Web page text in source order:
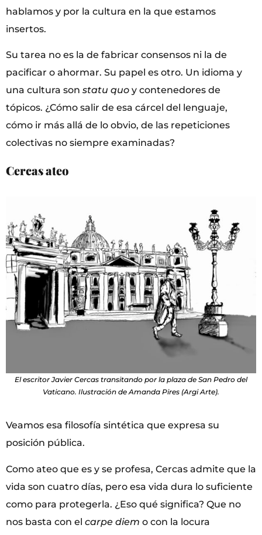
hablamos y por la cultura en la que estamos
insertos.
Su tarea no es la de fabricar consensos ni la de
pacificar o ahormar. Su papel es otro. Un idioma y
una cultura son statu quo y contenedores de
tópicos. ¿Cómo salir de esa cárcel del lenguaje,
cómo ir más allá de lo obvio, de las repeticiones
colectivas no siempre examinadas?
Cercas ateo
El escritor Javier Cercas transitando por la plaza de San Pedro del
Vaticano. Ilustración de Amanda Pires (Argi Arte).
Veamos esa filosofía sintética que expresa su
posición pública.
Como ateo que es y se profesa, Cercas admite que la
vida son cuatro días, pero esa vida dura lo suficiente
como para protegerla. ¿Eso qué significa? Que no
nos basta con el carpe diem o con la locura